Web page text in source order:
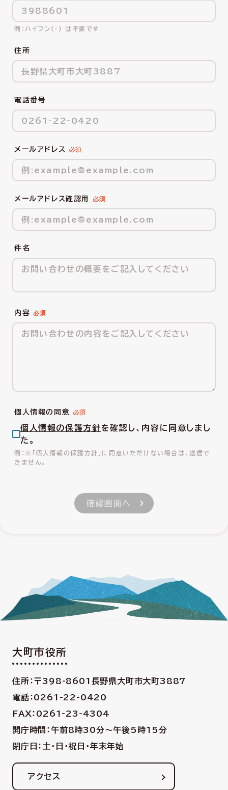
ハイフン(-) は不要です
住所
電話番号
メールアドレス
メールアドレス確認用
件名
内容
個人情報の同意
個人情報の保護方針を確認し、内容に同意しまし
た。
※「個人情報の保護方針」に同意いただけない場合は、送信で
きません。
大町市役所
住所：〒398-8601 長野県大町市大町3887
電話：0261-22-0420
FAX：0261-23-4304
開庁時間：午前8時30分〜午後5時15分
閉庁日：土・日・祝日・年末年始
アクセス